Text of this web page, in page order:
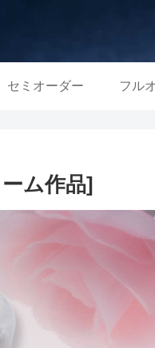
セミオーダー フル
ム作品]